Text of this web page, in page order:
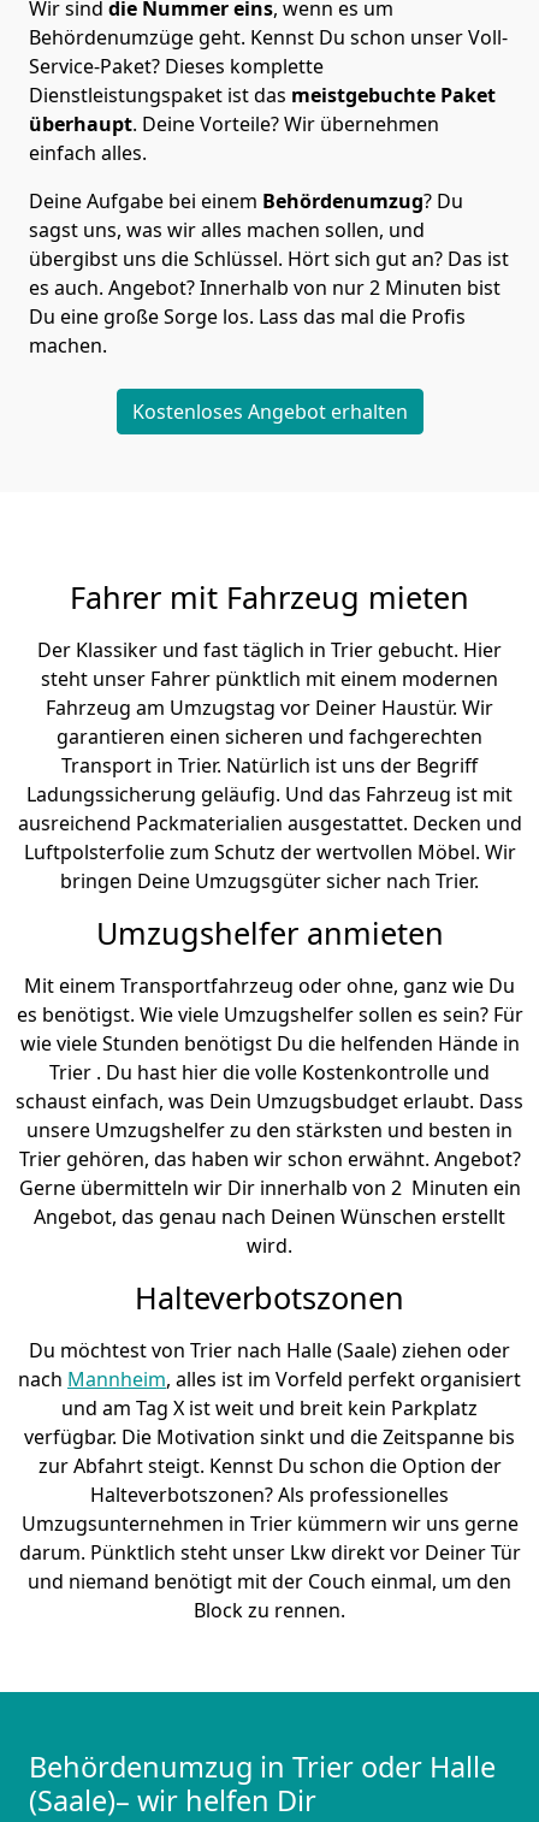
Wir sind die Nummer eins, wenn es um
Behördenumzüge geht. Kennst Du schon unser Voll-
Service-Paket? Dieses komplette
Dienstleistungspaket ist das meistgebuchte Paket
überhaupt. Deine Vorteile? Wir übernehmen
einfach alles.
Deine Aufgabe bei einem Behördenumzug? Du
sagst uns, was wir alles machen sollen, und
übergibst uns die Schlüssel. Hört sich gut an? Das ist
es auch. Angebot? Innerhalb von nur 2 Minuten bist
Du eine große Sorge los. Lass das mal die Profis
machen.
Kostenloses Angebot erhalten
Fahrer mit Fahrzeug mieten
Der Klassiker und fast täglich in Trier gebucht. Hier
steht unser Fahrer pünktlich mit einem modernen
Fahrzeug am Umzugstag vor Deiner Haustür. Wir
garantieren einen sicheren und fachgerechten
Transport in Trier. Natürlich ist uns der Begriff
Ladungssicherung geläufig. Und das Fahrzeug ist mit
ausreichend Packmaterialien ausgestattet. Decken und
Luftpolsterfolie zum Schutz der wertvollen Möbel. Wir
bringen Deine Umzugsgüter sicher nach Trier.
Umzugshelfer anmieten
Mit einem Transportfahrzeug oder ohne, ganz wie Du
es benötigst. Wie viele Umzugshelfer sollen es sein? Für
wie viele Stunden benötigst Du die helfenden Hände in
Trier . Du hast hier die volle Kostenkontrolle und
schaust einfach, was Dein Umzugsbudget erlaubt. Dass
unsere Umzugshelfer zu den stärksten und besten in
Trier gehören, das haben wir schon erwähnt. Angebot?
Gerne übermitteln wir Dir innerhalb von 2 Minuten ein
Angebot, das genau nach Deinen Wünschen erstellt
wird.
Halteverbotszonen
Du möchtest von Trier nach Halle (Saale) ziehen oder
nach Mannheim, alles ist im Vorfeld perfekt organisiert
und am Tag X ist weit und breit kein Parkplatz
verfügbar. Die Motivation sinkt und die Zeitspanne bis
zur Abfahrt steigt. Kennst Du schon die Option der
Halteverbotszonen? Als professionelles
Umzugsunternehmen in Trier kümmern wir uns gerne
darum. Pünktlich steht unser Lkw direkt vor Deiner Tür
und niemand benötigt mit der Couch einmal, um den
Block zu rennen.
Behördenumzug in Trier oder Halle
(Saale)– wir helfen Dir